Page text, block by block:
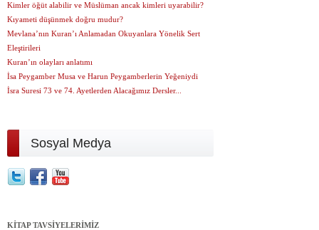
Kimler öğüt alabilir ve Müslüman ancak kimleri uyarabilir?
Kıyameti düşünmek doğru mudur?
Mevlana’nın Kuran’ı Anlamadan Okuyanlara Yönelik Sert
Eleştirileri
Kuran’ın olayları anlatımı
İsa Peygamber Musa ve Harun Peygamberlerin Yeğeniydi
İsra Suresi 73 ve 74. Ayetlerden Alacağımız Dersler...
Sosyal Medya
KİTAP TAVSİYELERİMİZ